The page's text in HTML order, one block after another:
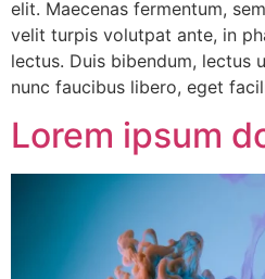
elit. Maecenas fermentum,
velit turpis volutpat ante, in
lectus. Duis bibendum, lectus
nunc faucibus libero, eget
Lorem ipsum